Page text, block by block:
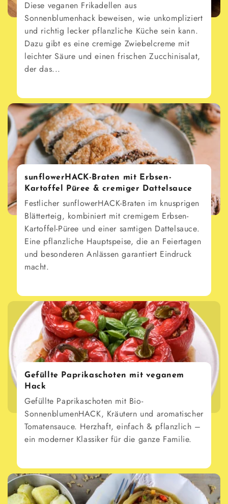
Diese veganen Frikadellen aus
Sonnenblumenhack beweisen, wie unkompliziert
und richtig lecker pflanzliche Küche sein kann.
Dazu gibt es eine cremige Zwiebelcreme mit
leichter Säure und einen frischen Zucchinisalat,
der das...
sunflowerHACK-Braten mit Erbsen-
Kartoffel Püree & cremiger Dattelsauce
Festlicher sunflowerHACK-Braten im knusprigen
Blätterteig, kombiniert mit cremigem Erbsen-
Kartoffel-Püree und einer samtigen Dattelsauce.
Eine pflanzliche Hauptspeise, die an Feiertagen
und besonderen Anlässen garantiert Eindruck
macht.
Gefüllte Paprikaschoten mit veganem
Hack
Gefüllte Paprikaschoten mit Bio-
SonnenblumenHACK, Kräutern und aromatischer
Tomatensauce. Herzhaft, einfach & pflanzlich –
ein moderner Klassiker für die ganze Familie.